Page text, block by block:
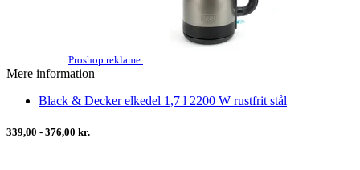
Proshop reklame
Mere information
Black & Decker elkedel 1,7 l 2200 W rustfrit stål
339,00 - 376,00 kr.